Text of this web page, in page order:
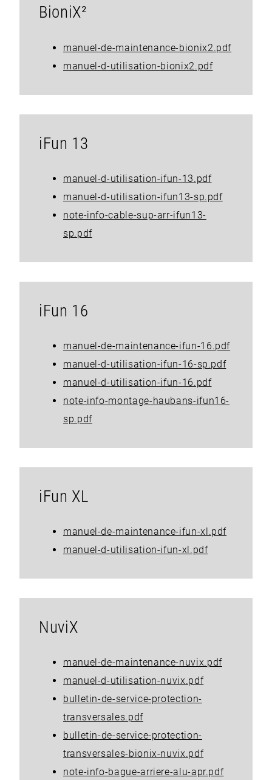
BioniX²
manuel-de-maintenance-bionix2.pdf
manuel-d-utilisation-bionix2.pdf
iFun 13
manuel-d-utilisation-ifun-13.pdf
manuel-d-utilisation-ifun13-sp.pdf
note-info-cable-sup-arr-ifun13-
sp.pdf
iFun 16
manuel-de-maintenance-ifun-16.pdf
manuel-d-utilisation-ifun-16-sp.pdf
manuel-d-utilisation-ifun-16.pdf
note-info-montage-haubans-ifun16-
sp.pdf
iFun XL
manuel-de-maintenance-ifun-xl.pdf
manuel-d-utilisation-ifun-xl.pdf
NuviX
manuel-de-maintenance-nuvix.pdf
manuel-d-utilisation-nuvix.pdf
bulletin-de-service-protection-
transversales.pdf
bulletin-de-service-protection-
transversales-bionix-nuvix.pdf
note-info-bague-arriere-alu-apr.pdf